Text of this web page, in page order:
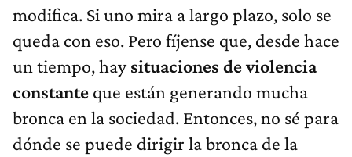
modifica. Si uno mira a largo plazo, solo se
queda con eso. Pero fíjense que, desde hace
un tiempo, haysituaciones de violencia
constante que están generando mucha
bronca en la sociedad. Entonces, no sé para
dónde se puede dirigir la bronca de la